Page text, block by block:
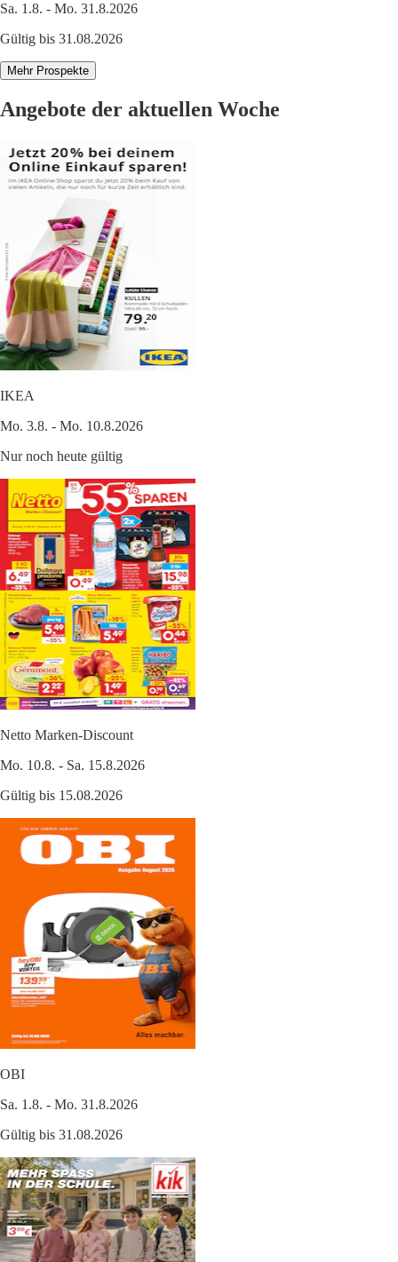
Sa. 1.8. - Mo. 31.8.2026
Gültig bis 31.08.2026
Mehr Prospekte
Angebote der aktuellen Woche
IKEA
Mo. 3.8. - Mo. 10.8.2026
Nur noch heute gültig
Netto Marken-Discount
Mo. 10.8. - Sa. 15.8.2026
Gültig bis 15.08.2026
OBI
Sa. 1.8. - Mo. 31.8.2026
Gültig bis 31.08.2026